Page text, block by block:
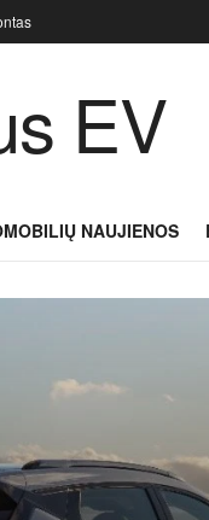
NAUJIENOS